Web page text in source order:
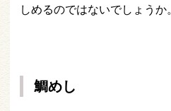
しめるのではないでしょうか。
鯛めし